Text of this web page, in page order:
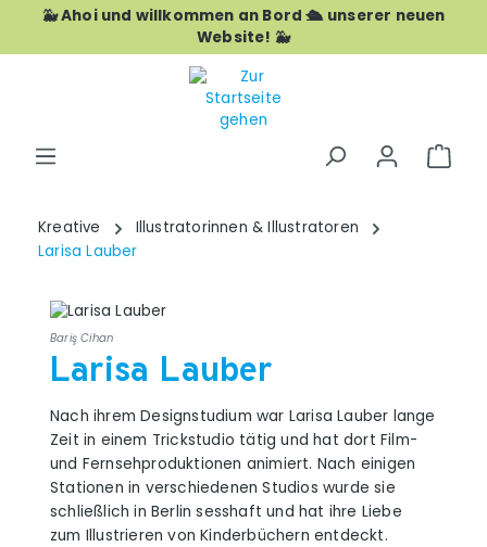
Zum Hauptinhalt springen
🐳 Ahoi und willkommen an Bord 🛳️ unserer neuen
Website! 🐳
Kreative
Illustratorinnen & Illustratoren
Larisa Lauber
Bariş Cihan
Larisa Lauber
Nach ihrem Designstudium war Larisa Lauber lange
Zeit in einem Trickstudio tätig und hat dort Film-
und Fernsehproduktionen animiert. Nach einigen
Stationen in verschiedenen Studios wurde sie
schließlich in Berlin sesshaft und hat ihre Liebe
zum Illustrieren von Kinderbüchern entdeckt.